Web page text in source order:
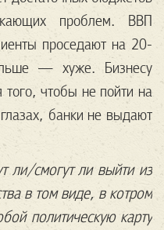
проблем. ВВП
проседают на 20-
— хуже. Бизнесу
того, чтобы не пойти на
банки не выдают
ли/смогут ли выйти из
в том виде, в котром
политическую карту